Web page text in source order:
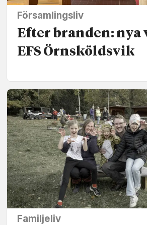
Församlingsliv
Efter branden: nya
EFS Örnsköldsvik
Familjeliv